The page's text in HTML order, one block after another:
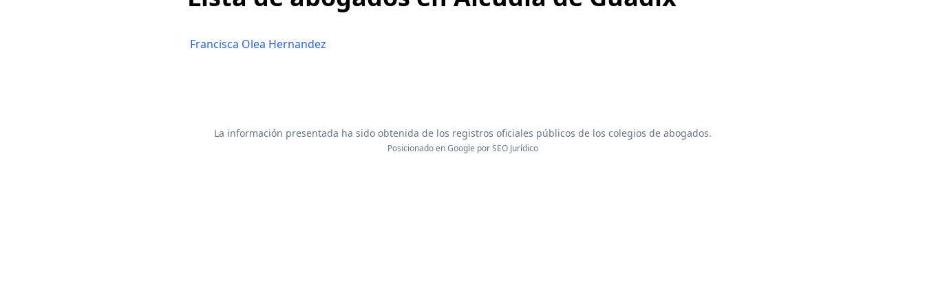
Francisca Olea Hernandez
La información presentada ha sido obtenida de los registros oficiales públicos de los colegios de abogados.
Posicionado en Google porSEO Jurídico